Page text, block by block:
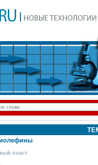
пласт